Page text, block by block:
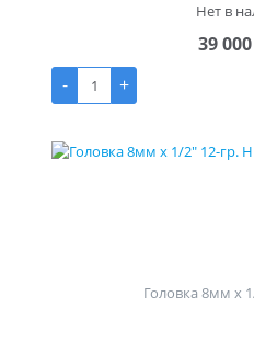
Нет в
39
-
+
Головка 8мм х